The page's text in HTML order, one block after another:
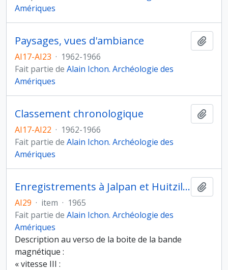
Amériques
Paysages, vues d'ambiance
AI17-AI23 · 1962-1966
Fait partie de Alain Ichon. Archéologie des
Amériques
Classement chronologique
AI17-AI22 · 1962-1966
Fait partie de Alain Ichon. Archéologie des
Amériques
Enregistrements à Jalpan et Huitzilac (1965)
AI29 · item · 1965
Fait partie de Alain Ichon. Archéologie des
Amériques
Description au verso de la boite de la bande
magnétique :
« vitesse III :